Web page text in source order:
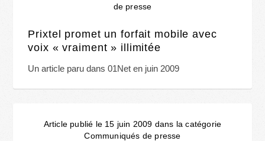
de presse
Prixtel promet un forfait mobile avec
voix « vraiment » illimitée
Un article paru dans 01Net en juin 2009
Article publié le 15 juin 2009 dans la catégorie
Communiqués de presse